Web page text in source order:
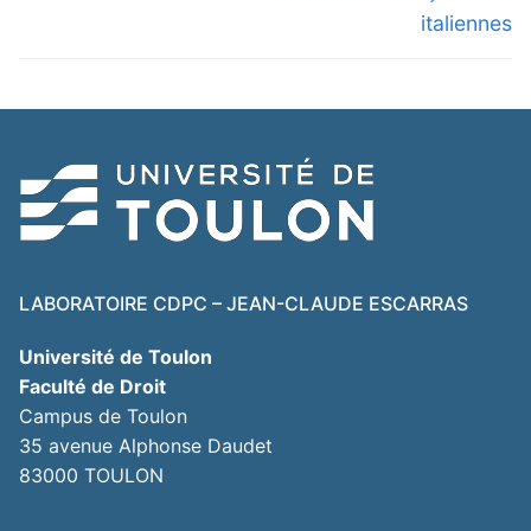
italiennes
LABORATOIRE CDPC – JEAN-CLAUDE ESCARRAS
Université de Toulon
Faculté de Droit
Campus de Toulon
35 avenue Alphonse Daudet
83000 TOULON